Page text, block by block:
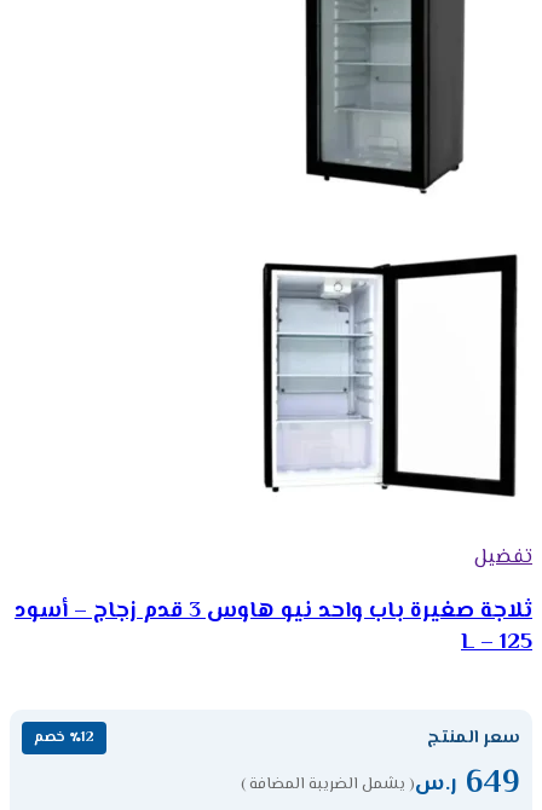
تفضيل
ثلاجة صغيرة باب واحد نيو هاوس 3 قدم زجاج – أسود
125 – L
سعر المنتج ٪12 خصم
649 ر.س( يشمل الضريبة المضافة )